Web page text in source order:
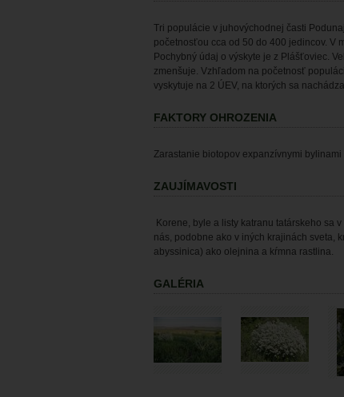
Tri populácie v juhovýchodnej časti
početnosťou cca od 50 do 400 jedincov. V
Pochybný údaj o výskyte je z Plášťoviec.
zmenšuje. Vzhľadom na početnosť
vyskytuje na 2 ÚEV, na ktorých sa
FAKTORY OHROZENIA
Zarastanie biotopov expanzívnymi
ZAUJÍMAVOSTI
Korene, byle a listy katranu tatárskeho sa
nás, podobne ako v iných krajinách sveta,
abyssinica) ako olejnina a kŕmna rastlina.
GALÉRIA